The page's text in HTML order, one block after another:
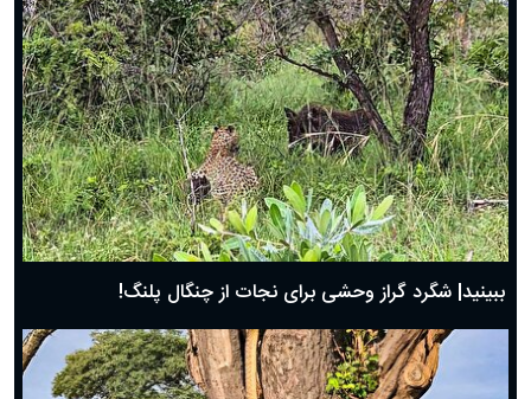
ببینید| شگرد گراز وحشی برای نجات از چنگال پلنگ!